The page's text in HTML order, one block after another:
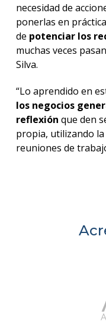
necesidad de
ponerlas en
de potenciar los
muchas veces
Silva.
“Lo aprendido en
los negocios
reflexión que den
propia, utilizando
reuniones de